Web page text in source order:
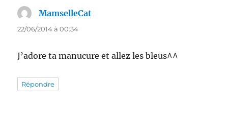
MamselleCat
22/06/2014 à 00:34
J’adore ta manucure et allez les bleus^^
Répondre